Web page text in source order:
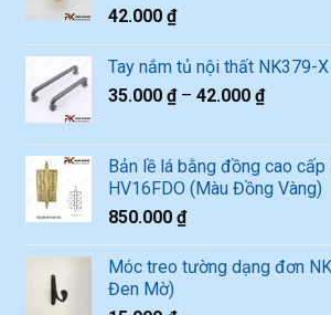
42.000₫
Tay nắm tủ nội thất NK379-
35.000₫–42.000₫
Bản lề lá bằng đồng cao cấp
HV16FDO (Màu Đồng Vàng)
850.000₫
Móc treo tường dạng đơn
Đen Mờ)